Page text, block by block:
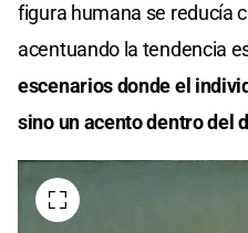
figura humana se reducía
acentuando la tendencia
escenarios donde el
sino un acento dentro del